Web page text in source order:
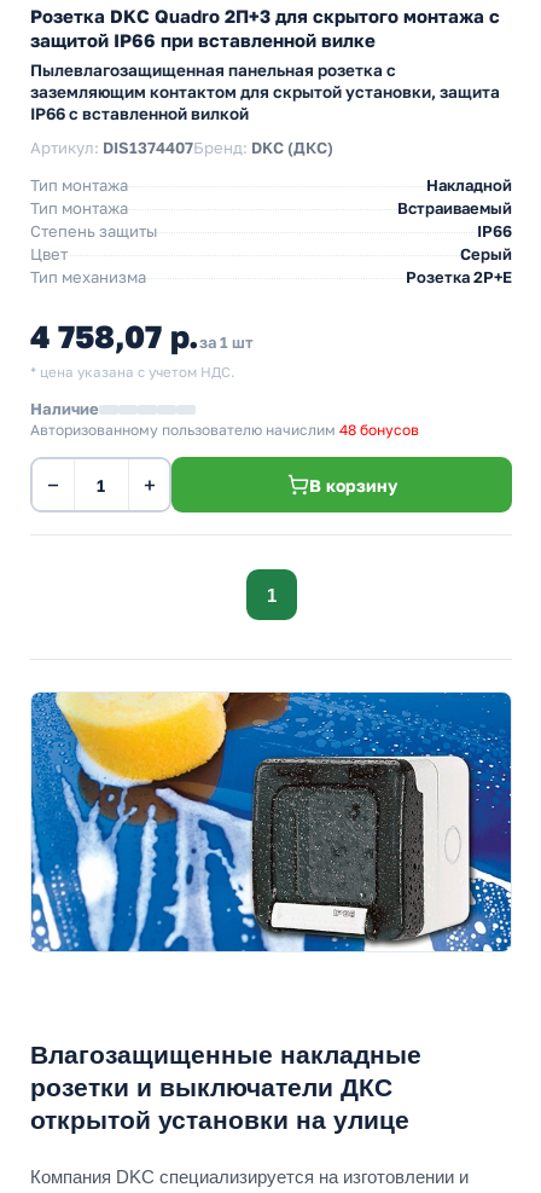
Розетка DKC Quadro 2П+3 для скрытого монтажа с
защитой IP66 при вставленной вилке
Пылевлагозащищенная панельная розетка с
заземляющим контактом для скрытой установки, защита
IP66 с вставленной вилкой
Артикул: DIS1374407Бренд: DKC (ДКС)
Тип монтажа
Накладной
Тип монтажа
Встраиваемый
Степень защиты
IP66
Цвет
Серый
Тип механизма
Розетка 2Р+Е
4 758,07 р.за 1 шт
* цена указана с учетом НДС.
Наличие
Авторизованному пользователю начислим 48 бонусов
− + В корзину
1
Влагозащищенные накладные
розетки и выключатели ДКС
открытой установки на улице
Компания DKC специализируется на изготовлении и